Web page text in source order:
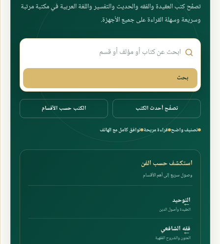
تصفّح كتب العقيدة والفقه والحديث والتفسير واللغة العربية في مكتبة مرتبة
وسريعة وسهلة القراءة على جميع الأجهزة.
ابحث في المكتبة
بحث
تصفّح أحدث الكتب الكتب حسب الأقسام
تصنيف واضح قراءة مريحة توافق كامل مع الهاتف
استكشف حسب الفن
وصول سريع إلى أهم الأقسام
التوحيد
العقيدة وأصول الدين
فقه الشافعي
المتون والشروح الفقهية